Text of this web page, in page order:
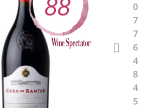
0
7
7
6
4
8
4
5